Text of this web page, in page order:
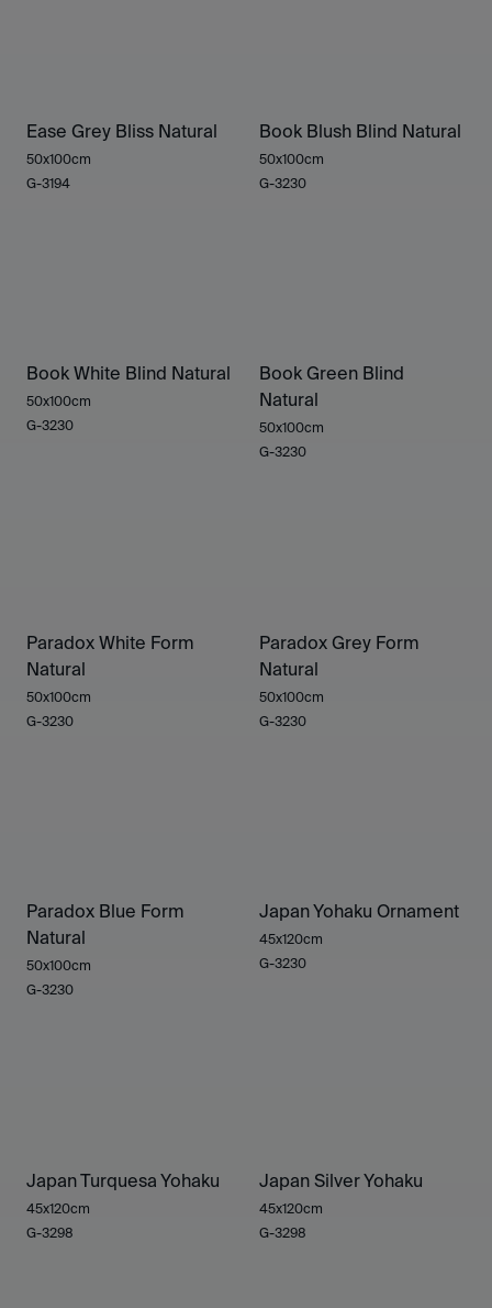
Ease Grey Bliss Natural
50x100cm
G-3194
Book Blush Blind Natural
50x100cm
G-3230
Book White Blind Natural
50x100cm
G-3230
Book Green Blind
Natural
50x100cm
G-3230
Paradox White Form
Natural
50x100cm
G-3230
Paradox Grey Form
Natural
50x100cm
G-3230
Paradox Blue Form
Natural
50x100cm
G-3230
Japan Yohaku Ornament
45x120cm
G-3230
Japan Turquesa Yohaku
45x120cm
G-3298
Japan Silver Yohaku
45x120cm
G-3298